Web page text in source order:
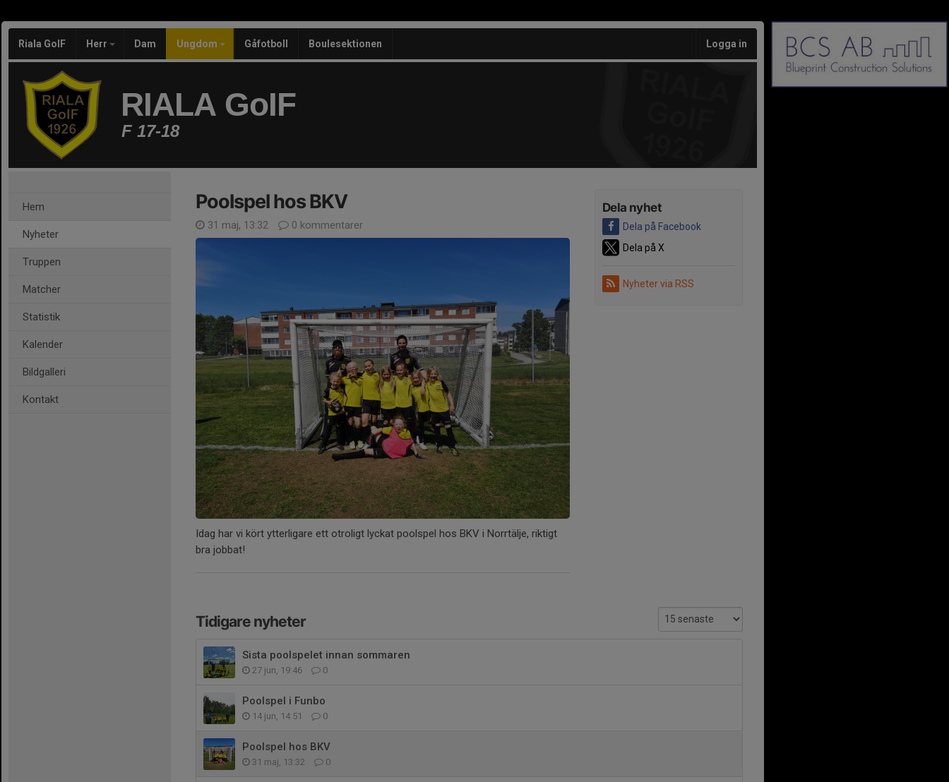
Riala GoIF Herr Dam Ungdom Gåfotboll Boulesektionen Logga in
RIALA GoIF
F 17-18
Hem
Nyheter
Truppen
Matcher
Statistik
Kalender
Bildgalleri
Kontakt
Dela nyhet
Dela på Facebook
Dela på X
Nyheter via RSS
Poolspel hos BKV
31 maj, 13:32 0 kommentarer
Idag har vi kört ytterligare ett otroligt lyckat poolspel hos BKV i Norrtälje, riktigt
bra jobbat!
Tidigare nyheter
Sista poolspelet innan sommaren
27 jun, 19:46 0
Poolspel i Funbo
14 jun, 14:51 0
Poolspel hos BKV
31 maj, 13:32 0